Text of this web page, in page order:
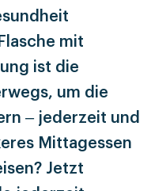
mit
ist die
um die
– jederzeit und
Mittagessen
Jetzt